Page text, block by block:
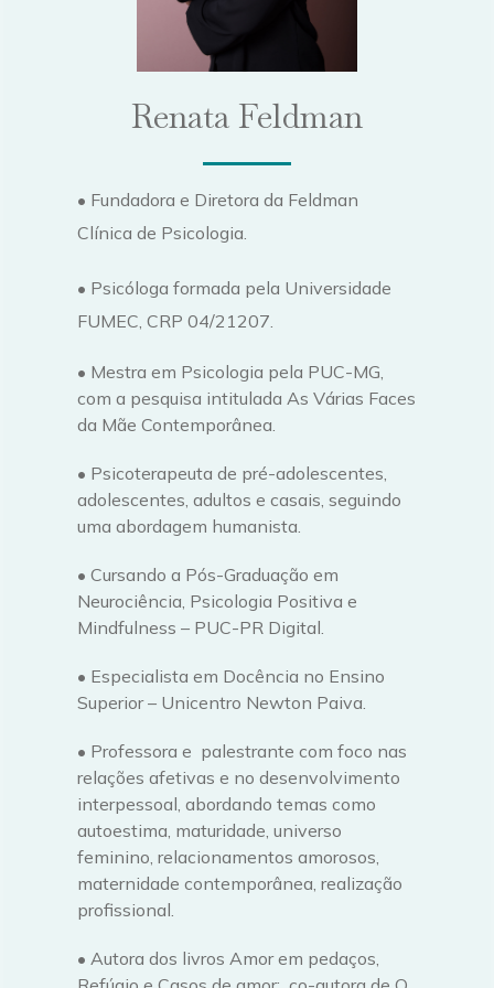
Renata Feldman
• Fundadora e Diretora da Feldman
Clínica de Psicologia.
• Psicóloga formada pela Universidade
FUMEC, CRP 04/21207.
• Mestra em Psicologia pela PUC-MG,
com a pesquisa intitulada As Várias Faces
da Mãe Contemporânea.
• Psicoterapeuta de pré-adolescentes,
adolescentes, adultos e casais, seguindo
uma abordagem humanista.
• Cursando a Pós-Graduação em
Neurociência, Psicologia Positiva e
Mindfulness – PUC-PR Digital.
• Especialista em Docência no Ensino
Superior – Unicentro Newton Paiva.
• Professora e palestrante com foco nas
relações afetivas e no desenvolvimento
interpessoal, abordando temas como
autoestima, maturidade, universo
feminino, relacionamentos amorosos,
maternidade contemporânea, realização
profissional.
• Autora dos livros Amor em pedaços,